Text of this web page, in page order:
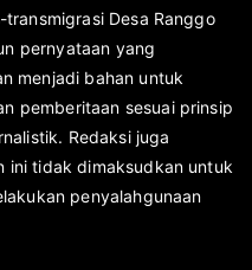
Desa Ranggo
pernyataan yang
menjadi bahan untuk
pemberitaan sesuai prinsip
Redaksi juga
ini tidak dimaksudkan untuk
penyalahgunaan